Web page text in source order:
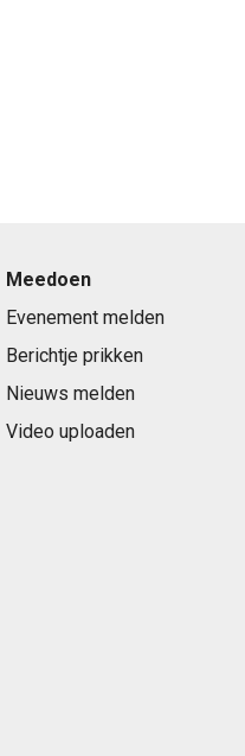
Meedoen
Evenement melden
Berichtje prikken
Nieuws melden
Video uploaden